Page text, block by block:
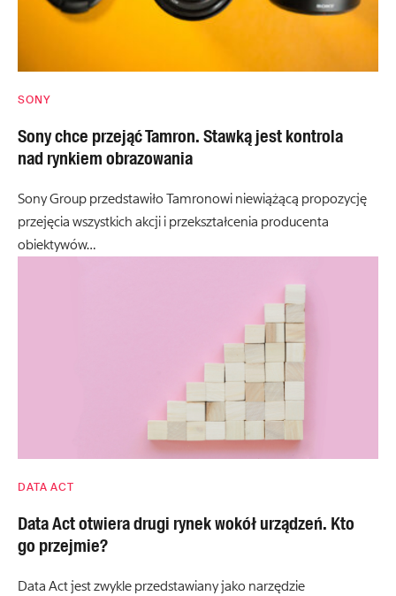
SONY
Sony chce przejąć Tamron. Stawką jest kontrola
nad rynkiem obrazowania
Sony Group przedstawiło Tamronowi niewiążącą propozycję
przejęcia wszystkich akcji i przekształcenia producenta
obiektywów…
DATA ACT
Data Act otwiera drugi rynek wokół urządzeń. Kto
go przejmie?
Data Act jest zwykle przedstawiany jako narzędzie